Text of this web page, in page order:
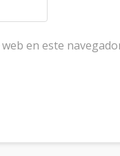
en este